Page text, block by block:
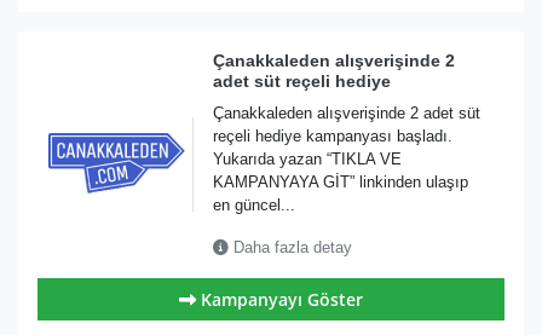
Çanakkaleden alışverişinde 2
adet süt reçeli hediye
Çanakkaleden alışverişinde 2 adet süt
reçeli hediye kampanyası başladı.
Yukarıda yazan “TIKLA VE
KAMPANYAYA GİT” linkinden ulaşıp
en güncel...
Daha fazla detay
Kampanyayı Göster